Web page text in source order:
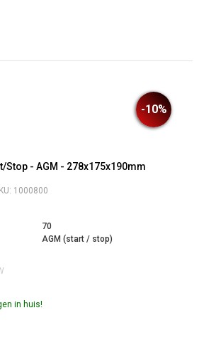
-10%
Stop - AGM - 278x175x190mm
1000800
70
AGM (start / stop)
in huis!